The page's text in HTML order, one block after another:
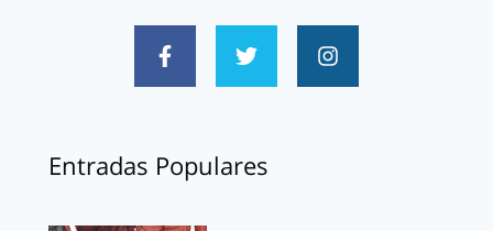
Entradas Populares